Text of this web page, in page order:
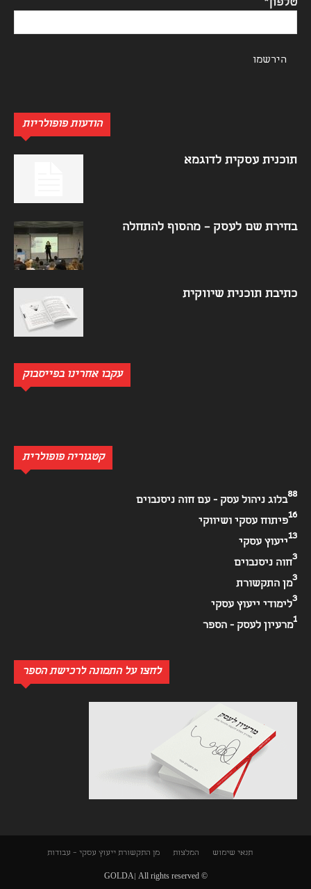
טלפון*
הודעות פופולריות
תוכנית עסקית לדוגמא
בחירת שם לעסק – מהסוף להתחלה
כתיבת תוכנית שיווקית
עקבו אחרינו בפייסבוק
קטגוריה פופולרית
בלוג ניהול עסק - עם חוה ניסנבוים
88
פיתוח עסקי ושיווקי
16
ייעוץ עסקי
13
חוה ניסנבוים
3
מן התקשורת
3
לימודי ייעוץ עסקי
3
מרעיון לעסק - הספר
1
לחצו על התמונה לרכישת הספר
תנאי שימוש המלצות מן התקשורת ייעוץ עסקי – עבודות
© GOLDA| All rights reserved